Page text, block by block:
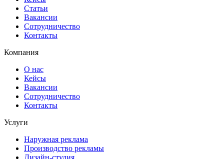
Статьи
Вакансии
Сотрудничество
Контакты
Компания
О нас
Кейсы
Вакансии
Сотрудничество
Контакты
Услуги
Наружная реклама
Производство рекламы
Дизайн-студия